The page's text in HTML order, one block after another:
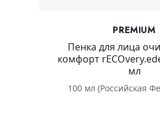
PREMIUM
Пенка для лица
комфорт
мл
100 мл (Российская